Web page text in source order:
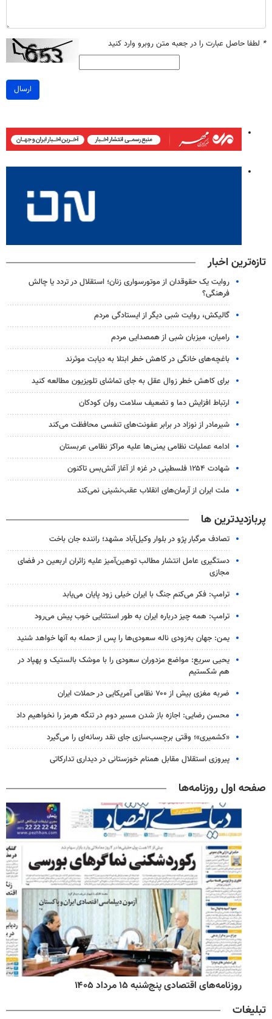
* لطفا حاصل عبارت را در جعبه متن روبرو وارد کنید
ارسال
تازه‌ترین اخبار
روایت یک حقوقدان از موتورسواری زنان؛ استقلال در تردد یا چالش
فرهنگی؟
گالیکش، روایت شبی دیگر از ایستادگی مردم
رامیان، میزبان شبی از همصدایی مردم
باغچه‌های خانگی در کاهش خطر ابتلا به دیابت موثرند
برای کاهش خطر زوال عقل به جای تماشای تلویزیون مطالعه کنید
ارتباط افزایش دما و تضعیف سلامت روان کودکان
شیرمادر از نوزاد در برابر عفونت‌های تنفسی محافظت می‌کند
ادامه عملیات نظامی یمنی‌ها علیه مراکز نظامی عربستان
شهادت ۱۲۵۴ فلسطینی در غزه از آغاز آتش‌بس تاکنون
ملت ایران از آرمان‌های انقلاب عقب‌نشینی نمی‌کند
پربازدیدترین ها
تصادف مرگبار پژو در بلوار وکیل‌آباد مشهد؛ راننده جان باخت
دستگیری عامل انتشار مطالب توهین‌آمیز علیه زائران اربعین در فضای
مجازی
ترامپ: فکر می‌کنم جنگ با ایران خیلی زود پایان می‌یابد
ترامپ: همه چیز درباره ایران به طور استثنایی خوب پیش می‌رود
یمن: جهان به‌زودی ناله سعودی‌ها را پس از حمله به آنها خواهد شنید
یحیی سریع: مواضع مزدوران سعودی را با موشک بالستیک و پهپاد در
هم شکستیم
ضربه مغزی بیش از ۷۰۰ نظامی آمریکایی در حملات ایران
محسن رضایی: اجازه باز شدن مسیر دوم در تنگه هرمز را نخواهیم داد
«کشمیری»؛ وقتی برچسب‌سازی جای نقد رسانه‌ای را می‌گیرد
پیروزی استقلال مقابل همنام خوزستانی در دیداری تدارکاتی
صفحه اول روزنامه‌ها
روزنامه‌های اقتصادی پنج‌شنبه ۱۵ مرداد ۱۴۰۵
تبلیغات